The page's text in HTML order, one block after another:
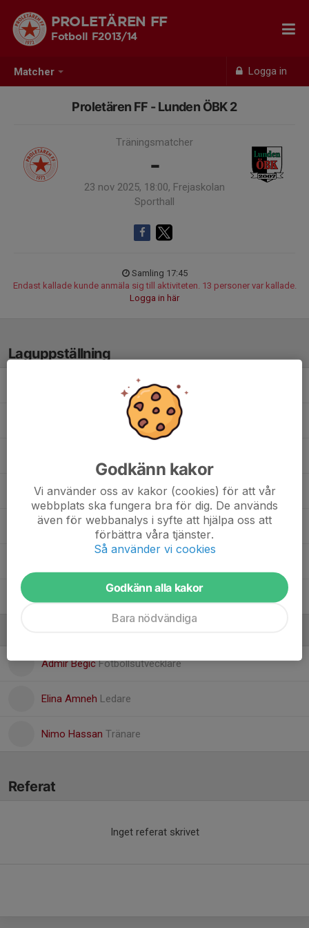
Matcher Logga in
PROLETÄREN FF
Fotboll F2013/14
Proletären FF - Lunden ÖBK 2
Träningsmatcher
-
23 nov 2025, 18:00, Frejaskolan
Sporthall
Samling 17:45
Endast kallade kunde anmäla sig till aktiviteten. 13 personer var kallade.
Logga in här
Laguppställning
Hodan Yasin
Ilhan Buni
Admir BegicFotbollsutvecklare
Elina Amneh Ledare
Nimo Hassan Tränare
Referat
Inget referat skrivet
Godkänn kakor
Vi använder oss av kakor (cookies) för att vår
webbplats ska fungera bra för dig. De används
även för webbanalys i syfte att hjälpa oss att
förbättra våra tjänster.
Så använder vi cookies
Godkänn alla kakor
Bara nödvändiga